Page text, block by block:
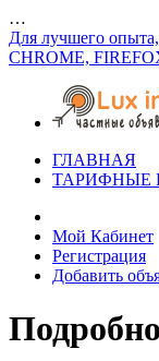
…
Для лучшего
CHROME,
ГЛАВНАЯ
ТАРИФНЫЕ
Мой Кабинет
Регистрация
Добавить